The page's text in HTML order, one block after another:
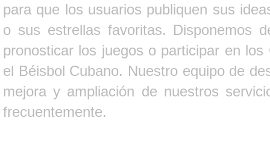
para que los usuarios publiquen sus
o sus estrellas favoritas. Disponemos
pronosticar los juegos o participar en
el Béisbol Cubano. Nuestro equipo de
mejora y ampliación de nuestros
frecuentemente.